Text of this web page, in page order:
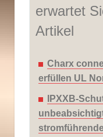
erwartet
Artikel
Charx
erfüllen UL
IPXXB-